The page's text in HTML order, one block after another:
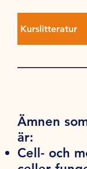
Kurslitteratur
Ämnen
är:
Cell- och